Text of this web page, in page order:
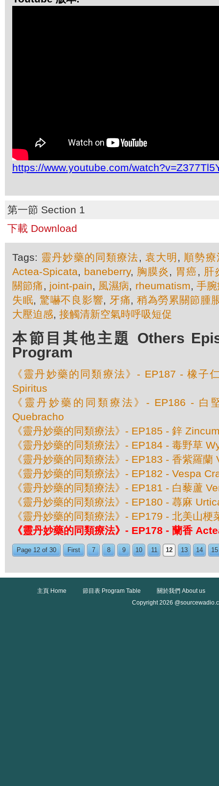
https://www.youtube.com/
第一節 Section 1
下載 Download
Tags: 靈丹妙藥的同類療法, 袁大明 , 順勢療
Actea-Spicata, baneberry, 胸膜炎 , 胃癌 , 肝
關節痛, joint-pain, 風濕病, rheumatism, 手
失眠,驚嚇不良影響, 牙痛,稍為勞累關節腫
大壓迫感, 接觸清新空氣時呼吸短促
本節目其他主題 Others
Program
《靈丹妙藥的同類療法》- EP187 - 橡子
Spiritus
《靈丹妙藥的同類療法》- EP186 - 白
Quebracho
《靈丹妙藥的同類療法》- EP185 - 鋅
《靈丹妙藥的同類療法》- EP184 - 毒野草
《靈丹妙藥的同類療法》- EP183 - 香紫羅蘭
《靈丹妙藥的同類療法》- EP182 - Vespa
《靈丹妙藥的同類療法》- EP181 - 白藜蘆
《靈丹妙藥的同類療法》- EP180 - 蕁麻
《靈丹妙藥的同類療法》- EP179 - 北美山
《靈丹妙藥的同類療法》- EP178 - 蘭香
Page 12 of 30 First 7 8 9 10 11 12 13 14 15
主頁 Home 節目表 Program Table
關於我們 About us
Copyright 2026